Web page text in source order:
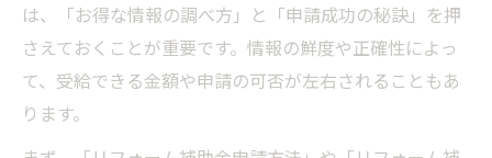
は、「お得な情報の調べ方」と「申請成功の秘訣」を押
さえておくことが重要です。情報の鮮度や正確性によっ
て、受給できる金額や申請の可否が左右されることもあ
ります。